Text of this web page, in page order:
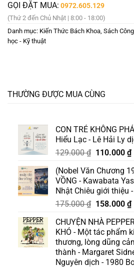
GỌI ĐẶT MUA: 0972.605.129
(Thứ 2 đến Chủ Nhật | 8:00 - 18:00)
Danh mục: Kiến Thức Bách Khoa, Sách
học - Kỹ thuật
THƯỜNG ĐƯỢC MUA CÙNG
CON TRẺ KHÔNG
Hiểu Lạc - Lê Hải Ly
129.000₫ Giá
là:
129.000 ₫.
110.000 ₫
(Nobel Văn Chương
VỒNG - Kawabata
Nhật Chiêu giới thiệu
175.000₫ Giá
là:
175.000 ₫.
158.000 ₫
CHUYỆN NHÀ
KHÓ - Một tác phẩm
thương, lòng dũng
thành - Margaret
Nguyên dịch - 1980